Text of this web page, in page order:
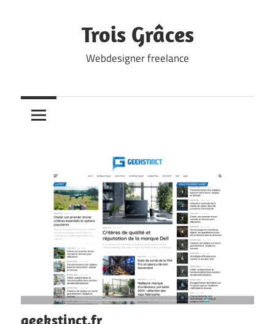
Trois Grâces
Webdesigner freelance
geekstinct.fr